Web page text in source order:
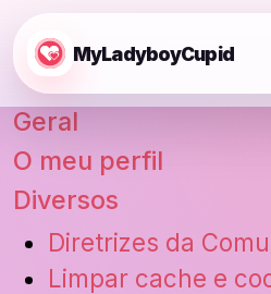
MyLadyboyCupid
Geral
O meu perfil
Diversos
Diretrizes da
Limpar cache e